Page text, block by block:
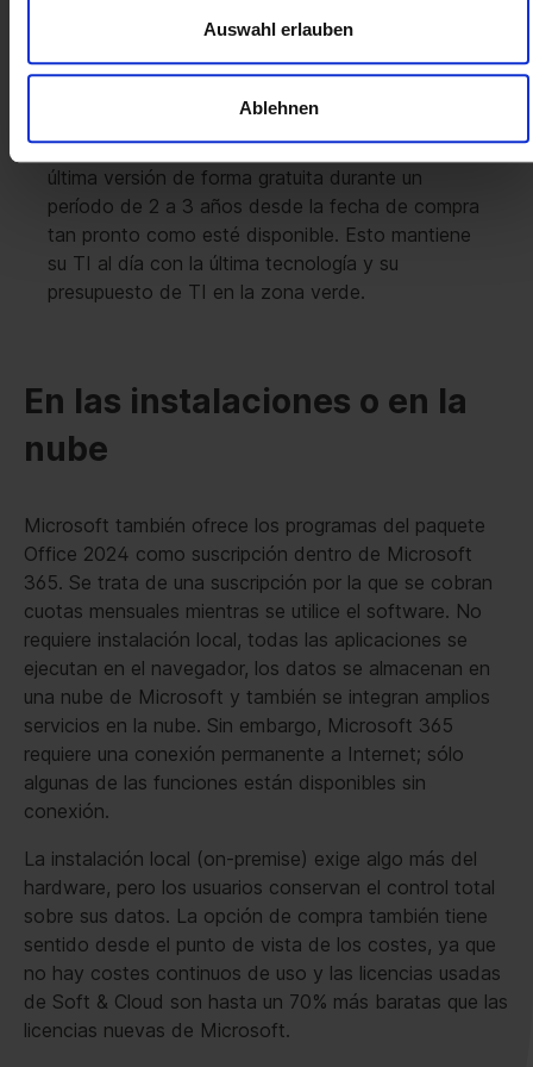
Auswahl erlauben
Ablehnen
reconoce todas las licencias adquiridas en Soft &
Cloud en una auditoría sin restricciones.
También se beneficia de nuestro paquete de
actualización de versiones y puede actualizar a la
última versión de forma gratuita durante un
período de 2 a 3 años desde la fecha de compra
tan pronto como esté disponible. Esto mantiene
su TI al día con la última tecnología y su
presupuesto de TI en la zona verde.
En las instalaciones o en la
nube
Microsoft también ofrece los programas del paquete
Office 2024 como suscripción dentro de Microsoft
365. Se trata de una suscripción por la que se cobran
cuotas mensuales mientras se utilice el software. No
requiere instalación local, todas las aplicaciones se
ejecutan en el navegador, los datos se almacenan en
una nube de Microsoft y también se integran amplios
servicios en la nube. Sin embargo, Microsoft 365
requiere una conexión permanente a Internet; sólo
algunas de las funciones están disponibles sin
conexión.
La instalación local (on-premise) exige algo más del
hardware, pero los usuarios conservan el control total
sobre sus datos. La opción de compra también tiene
sentido desde el punto de vista de los costes, ya que
no hay costes continuos de uso y las licencias usadas
de Soft & Cloud son hasta un 70% más baratas que las
licencias nuevas de Microsoft.